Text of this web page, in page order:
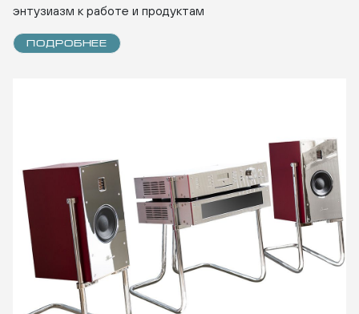
энтузиазм к работе и продуктам
ПОДРОБНЕЕ